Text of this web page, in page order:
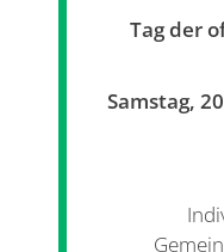
Tag der
Samstag,